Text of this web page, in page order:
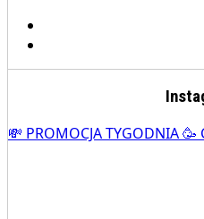
💸 PROMOCJA TYGODNIA